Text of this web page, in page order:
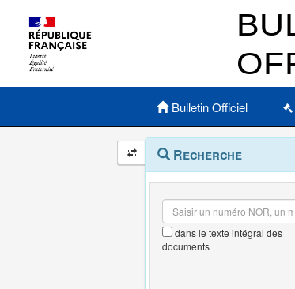
Menu principal
Bulletin Officiel
Navigation
et
outils
annexes
Menu
contextuel
Recherche
dans le texte intégral des
documents